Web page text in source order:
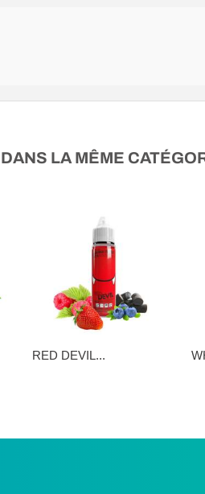
LA MÊME
RED DEVIL...